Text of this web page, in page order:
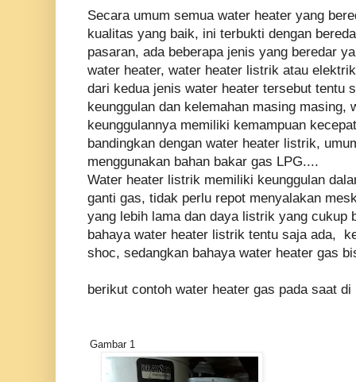
Secara umum semua water heater yang
kualitas yang baik, ini terbukti dengan
pasaran, ada beberapa jenis yang beredar
water heater, water heater listrik atau
dari kedua jenis water heater tersebut tentu
keunggulan dan kelemahan masing masing,
keunggulannya memiliki kemampuan
bandingkan dengan water heater listrik,
menggunakan bahan bakar gas LPG....
Water heater listrik memiliki keunggulan
ganti gas, tidak perlu repot menyalakan
yang lebih lama dan daya listrik yang cukup
bahaya water heater listrik tentu saja ada,
shoc, sedangkan bahaya water heater gas
berikut contoh water heater gas pada saat di
Gambar 1